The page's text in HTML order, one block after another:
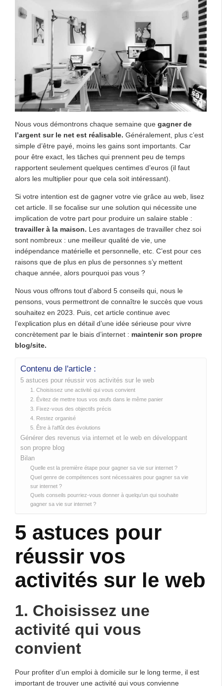
Nous vous démontrons chaque semaine que gagner de
l’argent sur le net est réalisable. Généralement, plus c’est
simple d’être payé, moins les gains sont importants. Car
pour être exact, les tâches qui prennent peu de temps
rapportent seulement quelques centimes d’euros (il faut
alors les multiplier pour que cela soit intéressant).
Si votre intention est de gagner votre vie grâce au web, lisez
cet article. Il se focalise sur une solution qui nécessite une
implication de votre part pour produire un salaire stable :
travailler à la maison. Les avantages de travailler chez soi
sont nombreux : une meilleur qualité de vie, une
indépendance matérielle et personnelle, etc. C’est pour ces
raisons que de plus en plus de personnes s’y mettent
chaque année, alors pourquoi pas vous ?
Nous vous offrons tout d’abord 5 conseils qui, nous le
pensons, vous permettront de connaître le succès que vous
souhaitez en 2023. Puis, cet article continue avec
l’explication plus en détail d’une idée sérieuse pour vivre
concrètement par le biais d’internet : maintenir son propre
blog/site.
Contenu de l'article :
5 astuces pour réussir vos activités sur le web
1. Choisissez une activité qui vous convient
2. Évitez de mettre tous vos œufs dans le même panier
3. Fixez-vous des objectifs précis
4. Restez organisé
5. Être à l’affût des évolutions
Générer des revenus via internet et le web en développant
son propre blog
Bilan
Quelle est la première étape pour gagner sa vie sur internet ?
Quel genre de compétences sont nécessaires pour gagner sa vie
sur internet ?
Quels conseils pourriez-vous donner à quelqu’un qui souhaite
gagner sa vie sur internet ?
5 astuces pour
réussir vos
activités sur le web
1. Choisissez une
activité qui vous
convient
Pour profiter d’un emploi à domicile sur le long terme, il est
important de trouver une activité qui vous convienne